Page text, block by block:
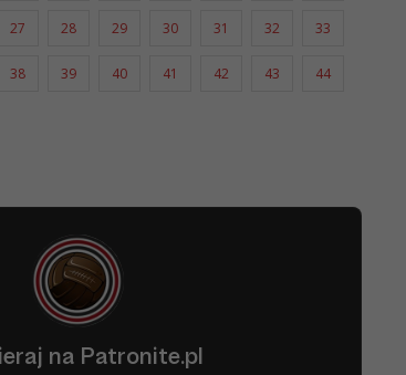
27 28 29 30 31 32 33
38 39 40 41 42 43 44